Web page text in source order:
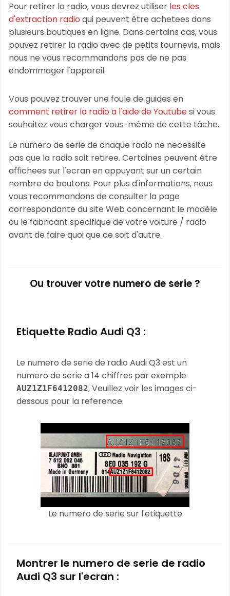
Pour retirer la radio, vous devrez utiliser les cles
d'extraction radio qui peuvent être achetees dans
plusieurs boutiques en ligne. Dans certains cas, vous
pouvez retirer la radio avec de petits tournevis, mais
nous ne vous recommandons pas de ne pas
endommager l'appareil.
Vous pouvez trouver une foule de guides en
comment retirer la radio a l'aide de Youtubesi vous
souhaitez vous charger vous-même de cette tâche.
Le numero de serie de chaque radio ne necessite
pas que la radio soit retiree. Certaines peuvent être
affichees sur l'ecran en appuyant sur un certain
nombre de boutons. Pour plus d'informations, nous
vous recommandons de consulter la page
correspondante du site Web concernant le modèle
ou le fabricant specifique de votre voiture / radio
avant de faire quoi que ce soit d'autre.
Ou trouver votre numero de serie ?
Etiquette Radio Audi Q3 :
Le numero de serie de radio Audi Q3 est un
numero de serie a 14 chiffres par exemple
AUZ1Z1F6412082, Veuillez voir les images ci-
dessous pour la reference.
Le numero de serie sur l'etiquette
Montrer le numero de serie de radio
Audi Q3 sur l'ecran :